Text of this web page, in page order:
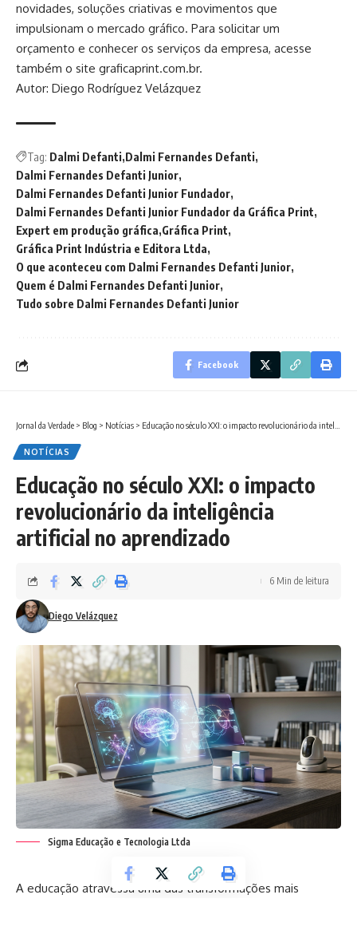
novidades, soluções criativas e movimentos que
impulsionam o mercado gráfico. Para solicitar um
orçamento e conhecer os serviços da empresa, acesse
também o site graficaprint.com.br.
Autor: Diego Rodríguez Velázquez
Tag: Dalmi Defanti Dalmi Fernandes Defanti
Dalmi Fernandes Defanti Junior
Dalmi Fernandes Defanti Junior Fundador
Dalmi Fernandes Defanti Junior Fundador da Gráfica Print
Expert em produção gráfica Gráfica Print
Gráfica Print Indústria e Editora Ltda
O que aconteceu com Dalmi Fernandes Defanti Junior
Quem é Dalmi Fernandes Defanti Junior
Tudo sobre Dalmi Fernandes Defanti Junior
Facebook
Jornal da Verdade > Blog > Notícias > Educação no século XXI: o impacto revolucionário da inteligência artificial no aprendizado
NOTÍCIAS
Educação no século XXI: o impacto
revolucionário da inteligência
artificial no aprendizado
Diego Velázquez
6 Min de leitura
Sigma Educação e Tecnologia Ltda
A educação atravessa uma das transformações mais